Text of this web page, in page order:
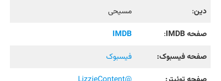
دین:
مسیحی
صفحه IMDB
:
IMDB
صفحه فیسبوک:
فیسبوک